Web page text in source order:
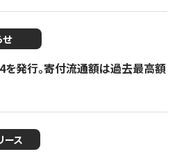
せ
を発行。寄付流通額は過去最高額
ース